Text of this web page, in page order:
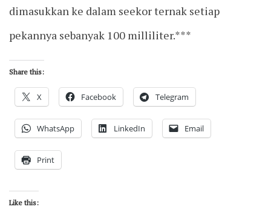
dimasukkan ke dalam seekor ternak setiap
pekannya sebanyak 100 milliliter.***
Share this:
X Facebook Telegram
WhatsApp LinkedIn Email
Print
Like this: